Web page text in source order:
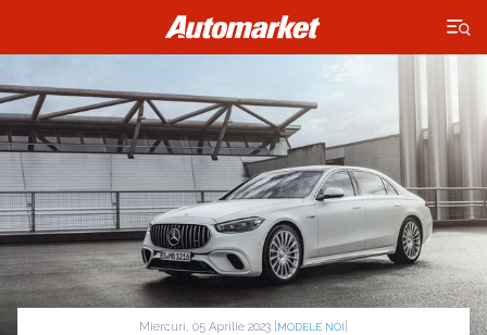
×
Miercuri, 05 Aprilie 2023 | MODELE NOI